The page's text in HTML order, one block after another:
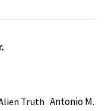
Truth Antonio M.